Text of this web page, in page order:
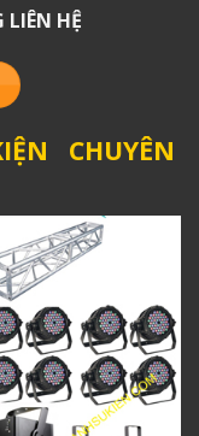
LIÊN HỆ
CHUYÊN